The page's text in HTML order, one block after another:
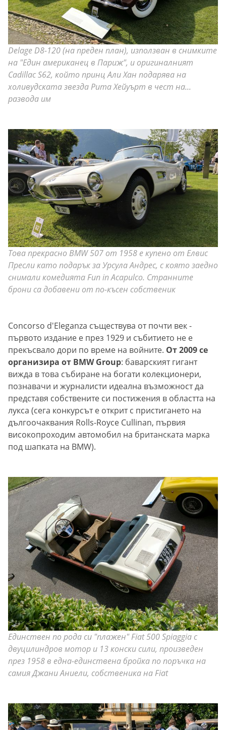
Delage D8-120 (на преден план), използван в снимките
на "Един американец в Париж", и оригиналният
Cadillac S62, който принц Али Хан подарява на
холивудската звезда Рита Хейуърт в чест на...
развода им
Това прекрасно BMW 507 от 1958 е купено от Елвис
Пресли като подарък за Урсула Андрес, с която заедно
снимали комедията Fun in Acapulco. Странните
брони са добавени от по-късен собственик
Concorso d'Еleganza съществува от почти век -
първото издание е през 1929 и събитието не е
прекъсвало дори по време на войните. От 2009 се
организира от BMW Group: баварският гигант
вижда в това събиране на богати колекционери,
познавачи и журналисти идеална възможност да
представя собствените си постижения в областта на
лукса (сега конкурсът е открит с пристигането на
дългоочаквания Rolls-Royce Cullinan, първия
високопроходим автомобил на британската марка
под шапката на BMW).
Единствен по рода си "плажен" Fiat 500 Spiaggia с
двуцилиндров мотор и 13 конски сили, произведен
през 1958 в една-единствена бройка по поръчка на
самия Джани Аниели, собственика на Fiat